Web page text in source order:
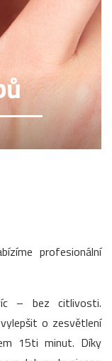
profesionální
– bez citlivosti.
o zesvětlení
15ti minut. Díky